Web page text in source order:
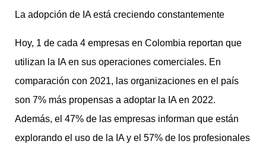
La adopción de IA está creciendo constantemente
Hoy, 1 de cada 4 empresas en Colombia reportan que
utilizan la IA en sus operaciones comerciales. En
comparación con 2021, las organizaciones en el país
son 7% más propensas a adoptar la IA en 2022.
Además, el 47% de las empresas informan que están
explorando el uso de la IA y el 57% de los profesionales